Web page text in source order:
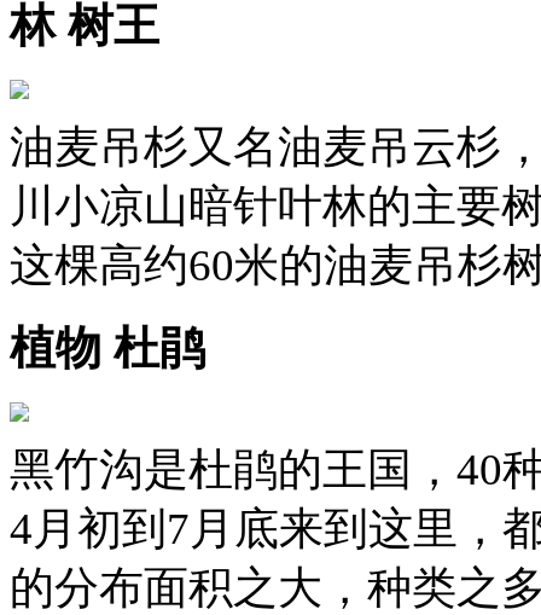
林 树王
油麦吊杉又名油麦吊云杉
川小凉山暗针叶林的主要
这棵高约60米的油麦吊杉
植物 杜鹃
黑竹沟是杜鹃的王国，40
4月初到7月底来到这里，
的分布面积之大，种类之